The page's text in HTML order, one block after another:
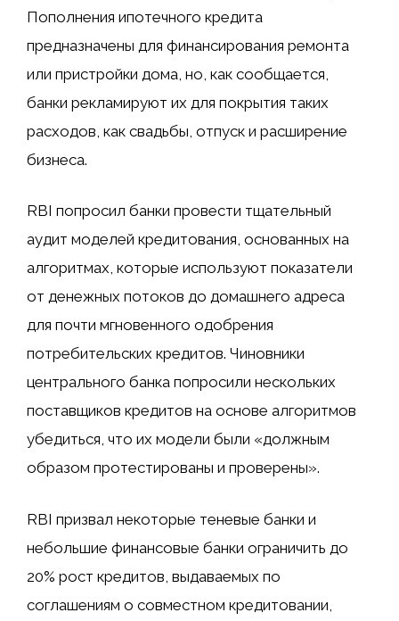
Пополнения ипотечного кредита
предназначены для финансирования ремонта
или пристройки дома, но, как сообщается,
банки рекламируют их для покрытия таких
расходов, как свадьбы, отпуск и расширение
бизнеса.
RBI попросил банки провести тщательный
аудит моделей кредитования, основанных на
алгоритмах, которые используют показатели
от денежных потоков до домашнего адреса
для почти мгновенного одобрения
потребительских кредитов. Чиновники
центрального банка попросили нескольких
поставщиков кредитов на основе алгоритмов
убедиться, что их модели были «должным
образом протестированы и проверены».
RBI призвал некоторые теневые банки и
небольшие финансовые банки ограничить до
20% рост кредитов, выдаваемых по
соглашениям о совместном кредитовании,